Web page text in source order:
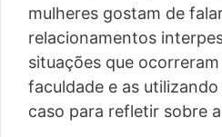
mulheres gostam de
relacionamentos
situações que
faculdade e as
caso para refletir sobre